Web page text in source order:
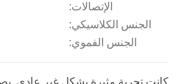
الإتصالات:
الجنس الكلاسيكي:
الجنس الفموي: